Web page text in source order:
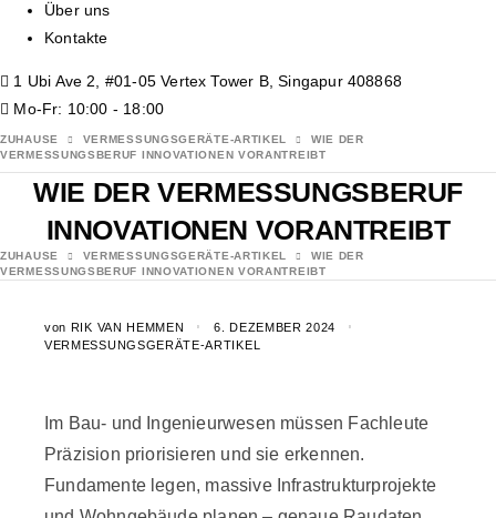
Über uns
Kontakte
1 Ubi Ave 2, #01-05 Vertex Tower B, Singapur 408868
Mo-Fr: 10:00 - 18:00
ZUHAUSE VERMESSUNGSGERÄTE-ARTIKEL
WIE DER
VERMESSUNGSBERUF INNOVATIONEN VORANTREIBT
WIE DER VERMESSUNGSBERUF
INNOVATIONEN VORANTREIBT
ZUHAUSE VERMESSUNGSGERÄTE-ARTIKEL
WIE DER
VERMESSUNGSBERUF INNOVATIONEN VORANTREIBT
von RIK VAN HEMMEN
6. DEZEMBER 2024
VERMESSUNGSGERÄTE-ARTIKEL
Im Bau- und Ingenieurwesen müssen Fachleute
Präzision priorisieren und sie erkennen.
Fundamente legen, massive Infrastrukturprojekte